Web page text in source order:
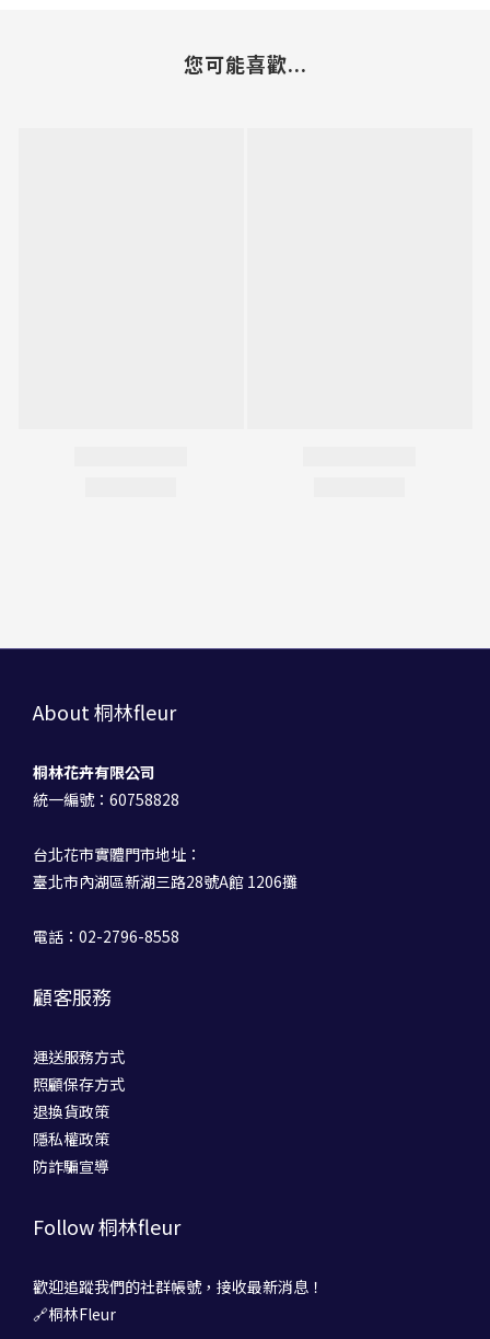
您可能喜歡...
About 桐林fleur
桐林花卉有限公司
統一編號：60758828
台北花市實體門市地址：
臺北市內湖區新湖三路28號A館 1206攤
電話：02-2796-8558
顧客服務
運送服務方式
照顧保存方式
退換貨政策
隱私權政策
防詐騙宣導
Follow 桐林fleur
歡迎追蹤我們的社群帳號，接收最新消息！
🔗桐林Fleur